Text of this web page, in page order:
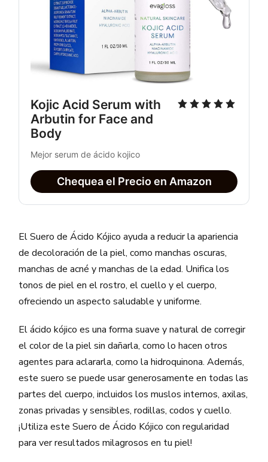
Kojic Acid Serum with
Arbutin for Face and
Body
Mejor serum de ácido kojico
Chequea el Precio en Amazon
El Suero de Ácido Kójico ayuda a reducir la apariencia
de decoloración de la piel, como manchas oscuras,
manchas de acné y manchas de la edad. Unifica los
tonos de piel en el rostro, el cuello y el cuerpo,
ofreciendo un aspecto saludable y uniforme.
El ácido kójico es una forma suave y natural de corregir
el color de la piel sin dañarla, como lo hacen otros
agentes para aclararla, como la hidroquinona. Además,
este suero se puede usar generosamente en todas las
partes del cuerpo, incluidos los muslos internos, axilas,
zonas privadas y sensibles, rodillas, codos y cuello.
¡Utiliza este Suero de Ácido Kójico con regularidad
para ver resultados milagrosos en tu piel!